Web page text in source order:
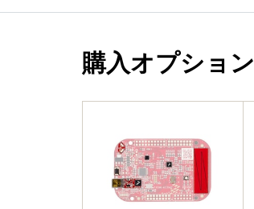
購入オプション